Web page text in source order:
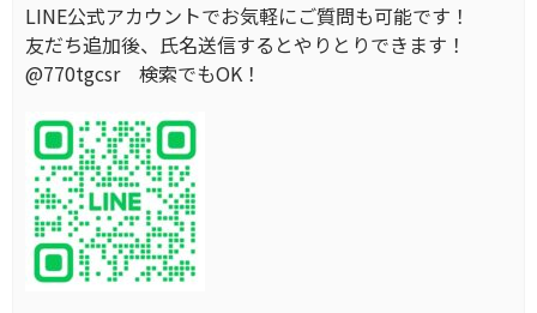
LINE公式アカウントでお気軽にご質問も可能です！
友だち追加後、氏名送信するとやりとりできます！
@770tgcsr 検索でもOK！